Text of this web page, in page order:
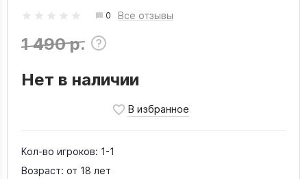
0 Все отзывы
1 490 р.
Нет в наличии
Кол-во игроков: 1-1
Возраст: от 18 лет